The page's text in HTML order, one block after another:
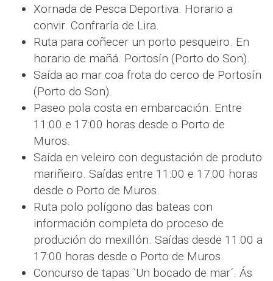
Xornada de Pesca Deportiva. Horario a
convir. Confraría de Lira.
Ruta para coñecer un porto pesqueiro. En
horario de mañá. Portosín (Porto do Son).
Saída ao mar coa frota do cerco de Portosín
(Porto do Son).
Paseo pola costa en embarcación. Entre
11:00 e 17:00 horas desde o Porto de
Muros.
Saída en veleiro con degustación de produto
mariñeiro. Saídas entre 11:00 e 17:00 horas
desde o Porto de Muros.
Ruta polo polígono das bateas con
información completa do proceso de
produción do mexillón. Saídas desde 11:00 a
17:00 horas desde o Porto de Muros.
Concurso de tapas `Un bocado de mar´. Ás